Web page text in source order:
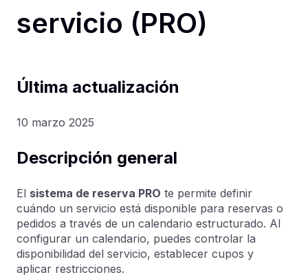
servicio (PRO)
Última actualización
10 marzo 2025
Descripción general
El sistema de reserva PRO te permite definir
cuándo un servicio está disponible para reservas o
pedidos a través de un calendario estructurado. Al
configurar un calendario, puedes controlar la
disponibilidad del servicio, establecer cupos y
aplicar restricciones.